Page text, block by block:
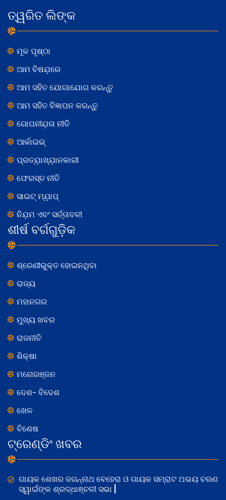
ତ୍ୱରିତ ଲିଙ୍କ
ମୂଳ ପୃଷ୍ଠା
ଆମ ବିଷଯ଼ରେ
ଆମ ସହିତ ଯୋଗାଯୋଗ କରନ୍ତୁ
ଆମ ସହିତ ବିଜ୍ଞାପନ କରନ୍ତୁ
ଗୋପନୀଯ଼ତା ନୀତି
ଆର୍କାଇଭ୍
ପ୍ରତ୍ଯ଼ାଖ୍ଯ଼ାନକାରୀ
ଫେରସ୍ତ ନୀତି
ସାଇଟ୍ ମ୍ଯ଼ାପ୍
ନିଯ଼ମ ଏବଂ ସର୍ତ୍ତାବଳୀ
ଶୀର୍ଷ ବର୍ଗଗୁଡ଼ିକ
ଶ୍ରେଣୀଭୁକ୍ତ ହୋଇନଥିବା
ରାଜ୍ୟ
ମହାନଗର
ମୁଖ୍ୟ ଖବର
ରାଜନୀତି
ଶିକ୍ଷା
ମନୋରଞ୍ଜନ
ଦେଶ- ବିଦେଶ
ଖେଳ
ବିଶେଷ
ଟ୍ରେଣ୍ଡିଂ ଖବର
ଗାୟକ ଶେଖର ଜଗନ୍ନାଥ ବେହେରା ଓ ଗାୟକ ସମ୍ରାଟ ଅଭୟ ଚରଣ
ସ୍ୱାଇଁଙ୍କ ଶ୍ରଦ୍ଧାଞ୍ଚଳୀ ସଭା |